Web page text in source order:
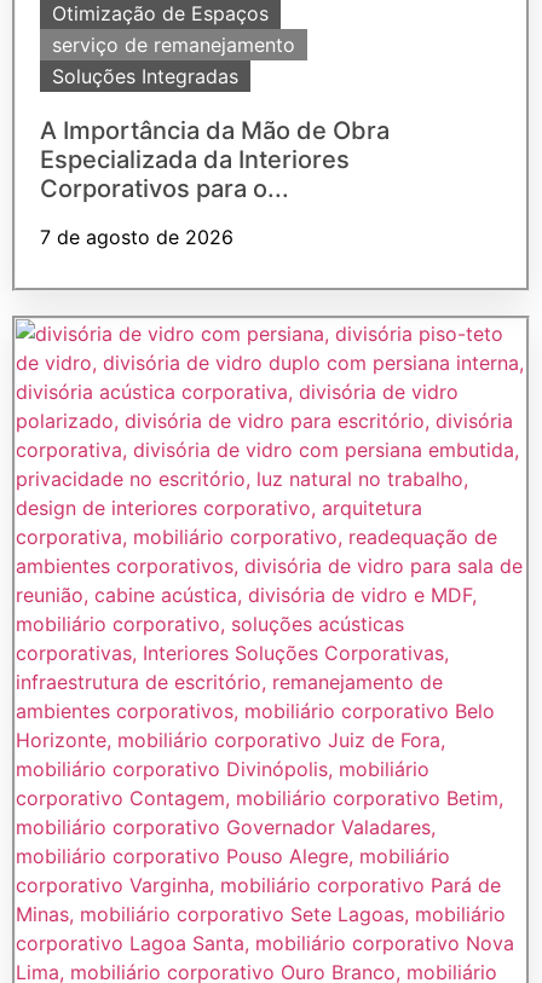
Otimização de Espaços
serviço de remanejamento
Soluções Integradas
A Importância da Mão de Obra
Especializada da Interiores
Corporativos para o...
7 de agosto de 2026